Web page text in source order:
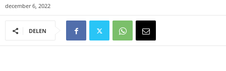
december 6, 2022
DELEN